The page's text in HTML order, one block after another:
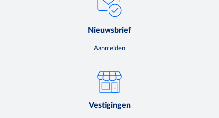
Nieuwsbrief
Aanmelden
Vestigingen